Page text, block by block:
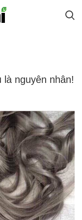
nguyên nhân!